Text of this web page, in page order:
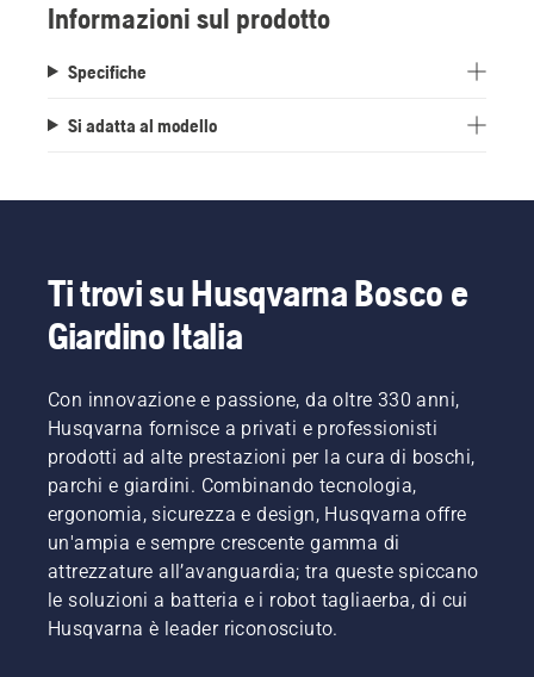
Informazioni sul prodotto
Specifiche
Si adatta al modello
Ti trovi su Husqvarna Bosco e
Giardino Italia
Con innovazione e passione, da oltre 330 anni,
Husqvarna fornisce a privati e professionisti
prodotti ad alte prestazioni per la cura di boschi,
parchi e giardini. Combinando tecnologia,
ergonomia, sicurezza e design, Husqvarna offre
un'ampia e sempre crescente gamma di
attrezzature all’avanguardia; tra queste spiccano
le soluzioni a batteria e i robot tagliaerba, di cui
Husqvarna è leader riconosciuto.